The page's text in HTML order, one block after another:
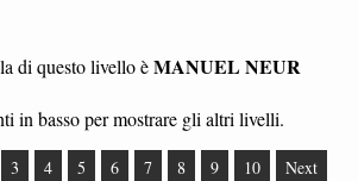
di questo livello èMANUEL NEUR
in basso per mostrare gli altri livelli.
3 4 5 6 7 8 9 10 Next